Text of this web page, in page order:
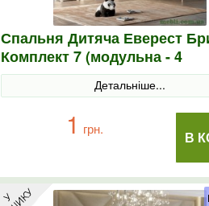
Спальня Дитяча Еверест
Комплект 7 (модульна - 4
елементи) сонома/трюфель
Детальніше...
В
1 грн.